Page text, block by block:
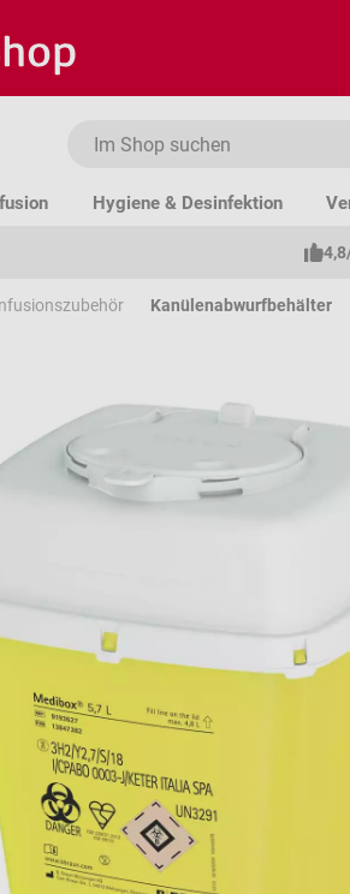
Hygiene & Desinfektion
Kanülenabwurfbehälter